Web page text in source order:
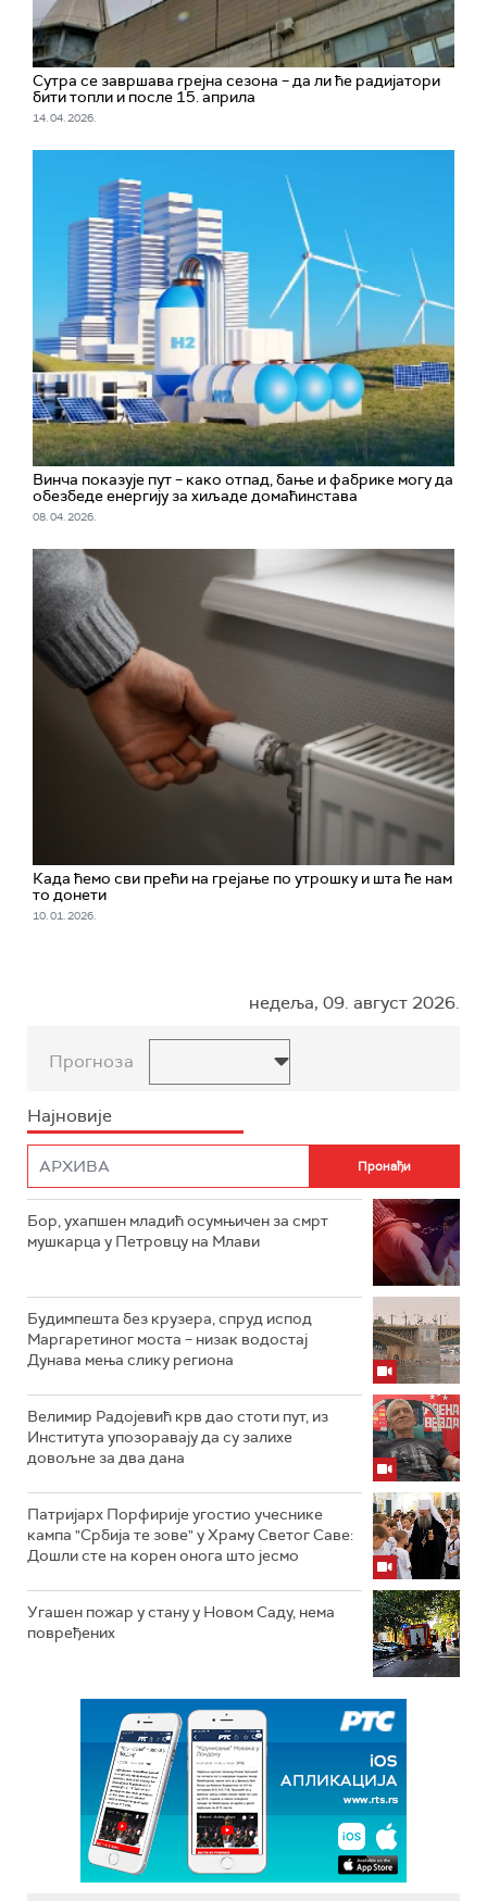
Сутра се завршава грејна сезона – да ли ће радијатори
бити топли и после 15. априла
14. 04. 2026.
Винча показује пут – како отпад, бање и фабрике могу да
обезбеде енергију за хиљаде домаћинстава
08. 04. 2026.
Када ћемо сви прећи на грејање по утрошку и шта ће нам
то донети
10. 01. 2026.
недеља, 09. август 2026.
Прогноза
Најновије
Бор, ухапшен младић осумњичен за смрт
мушкарца у Петровцу на Млави
Будимпешта без крузера, спруд испод
Маргаретиног моста – низак водостај
Дунава мења слику региона
Велимир Радојевић крв дао стоти пут, из
Института упозоравају да су залихе
довољне за два дана
Патријарх Порфирије угостио учеснике
кампа "Србија те зове" у Храму Светог Саве:
Дошли сте на корен онога што јесмо
Угашен пожар у стану у Новом Саду, нема
повређених